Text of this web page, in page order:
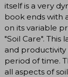
itself is a very
book ends with
on its variable
"Soil Care". This
and
period of time.
all aspects of